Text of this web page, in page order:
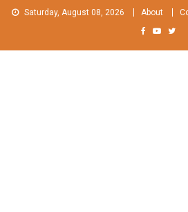
Skip
Saturday, August 08, 2026 About